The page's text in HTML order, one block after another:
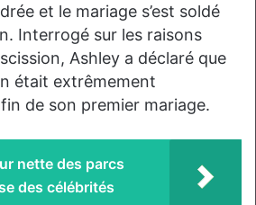
et le mariage s’est soldé
Interrogé sur les raisons
Ashley a déclaré que
était extrêmement
de son premier mariage.
nette des parcs
des célébrités